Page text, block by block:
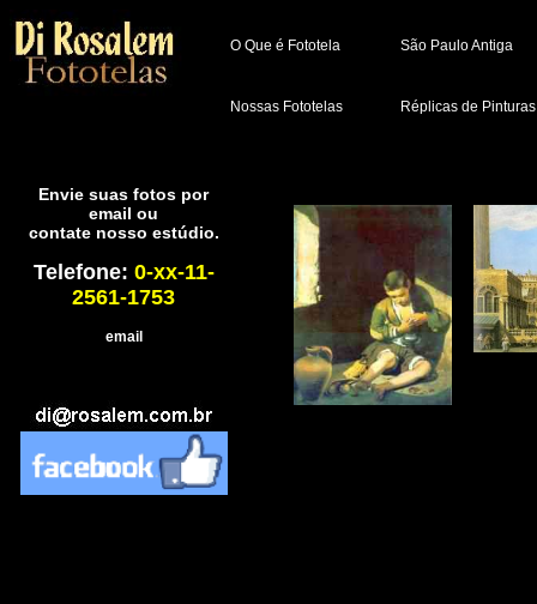
O Que é Fototela
Nossas Fototelas
São Paulo Antiga
Réplicas de Pinturas
Envie suas fotos por
email ou
contate nosso estúdio.
Telefone: 0-xx-11-
2561-1753
email